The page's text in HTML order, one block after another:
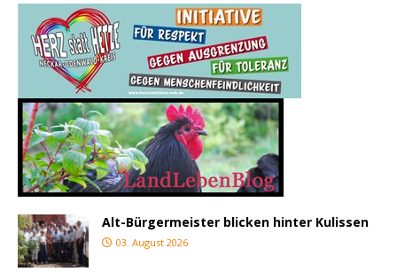
Alt-Bürgermeister blicken hinter Kulissen
03. August 2026